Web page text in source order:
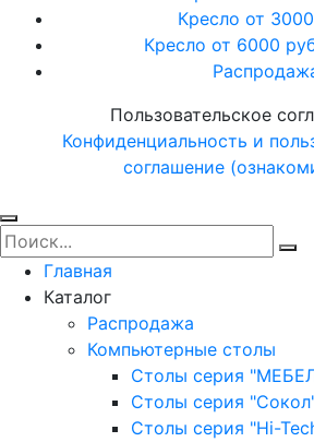
Кресло от
Кресло от 6000
Пользовательское
Конфиденциальность и
соглашение
Главная
Каталог
Распродажа
Компьютерные столы
Столы серия
Столы серия
Столы серия "Hi-